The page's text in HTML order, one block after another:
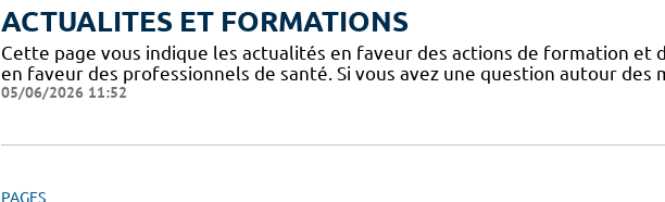
ACTUALITES ET FORMATIONS
Cette page vous indique les actualités en faveur des actions de formation et
en faveur des professionnels de santé. Si vous avez une question autour des
05/06/2026 11:52
PAGES